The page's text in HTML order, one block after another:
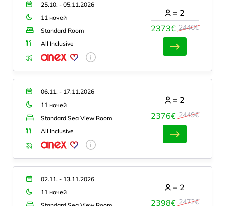
25.10. - 05.11.2026
11 ночей
Standard Room
All Inclusive
2373€ 2446€
= 2
06.11. - 17.11.2026
11 ночей
Standard Sea View Room
All Inclusive
2376€ 2449€
= 2
02.11. - 13.11.2026
11 ночей
2398€ 2472€
= 2